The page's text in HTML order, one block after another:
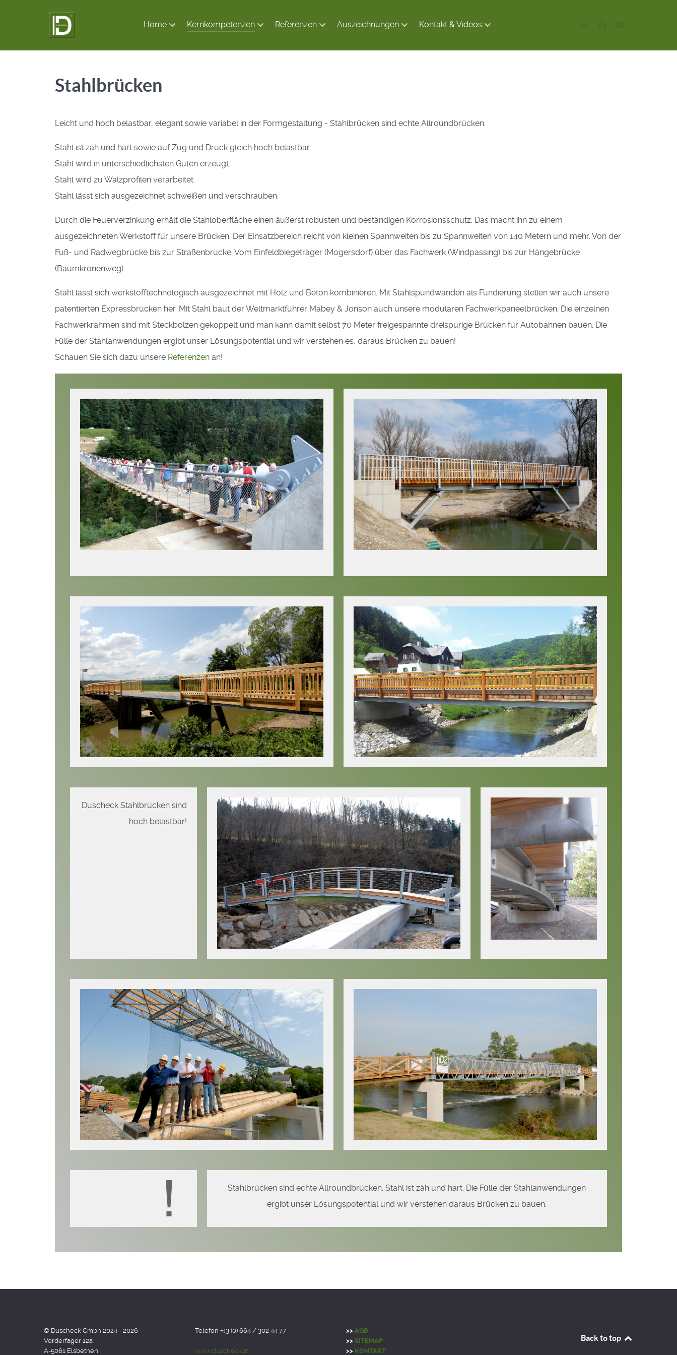
Home Kernkompetenzen Referenzen Auszeichnungen Kontakt & Videos
Stahlbrücken
Leicht und hoch belastbar, elegant sowie variabel in der Formgestaltung - Stahlbrücken sind echte Allroundbrücken.
Stahl ist zäh und hart sowie auf Zug und Druck gleich hoch belastbar.
Stahl wird in unterschiedlichsten Güten erzeugt.
Stahl wird zu Walzprofilen verarbeitet.
Stahl lässt sich ausgezeichnet schweißen und verschrauben.
Durch die Feuerverzinkung erhält die Stahloberfläche einen äußerst robusten und beständigen Korrosionsschutz. Das macht ihn zu einem
ausgezeichneten Werkstoff für unsere Brücken. Der Einsatzbereich reicht von kleinen Spannweiten bis zu Spannweiten von 140 Metern und mehr. Von der
Fuß- und Radwegbrücke bis zur Straßenbrücke. Vom Einfeldbiegeträger (Mogersdorf) über das Fachwerk (Windpassing) bis zur Hängebrücke
(Baumkronenweg).
Stahl lässt sich werkstofftechnologisch ausgezeichnet mit Holz und Beton kombinieren. Mit Stahlspundwänden als Fundierung stellen wir auch unsere
patentierten Expressbrücken her. Mit Stahl baut der Weltmarktführer Mabey & Jonson auch unsere modularen Fachwerkpaneelbrücken. Die einzelnen
Fachwerkrahmen sind mit Steckbolzen gekoppelt und man kann damit selbst 70 Meter freigespannte dreispurige Brücken für Autobahnen bauen. Die
Fülle der Stahlanwendungen ergibt unser Lösungspotential und wir verstehen es, daraus Brücken zu bauen!
Schauen Sie sich dazu unsere Referenzen an!
Duscheck Stahlbrücken sind
hoch belastbar!
Stahlbrücken sind echte Allroundbrücken. Stahl ist zäh und hart. Die Fülle der Stahlanwendungen
ergibt unser Lösungspotential und wir verstehen daraus Brücken zu bauen.
© Duscheck Gmbh 2024 - 2026
Vorderfager 12a
A-5061 Elsbethen
Telefon +43 (0) 664 / 302 44 77
www.duscheck.at
>> AGB
>> SITEMAP
>> KONTAKT
Back to top